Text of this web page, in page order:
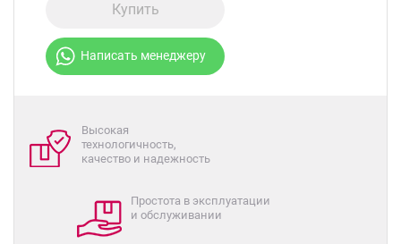
Купить
Написать менеджеру
Высокая
технологичность,
качество и надежность
Простота в эксплуатации
и обслуживании